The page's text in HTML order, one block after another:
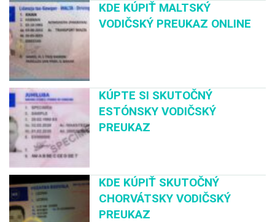
KDE KÚPIŤ MALTSKÝ
VODIČSKÝ PREUKAZ ONLINE
KÚPTE SI SKUTOČNÝ
ESTÓNSKY VODIČSKÝ
PREUKAZ
KDE KÚPIŤ SKUTOČNÝ
CHORVÁTSKY VODIČSKÝ
PREUKAZ